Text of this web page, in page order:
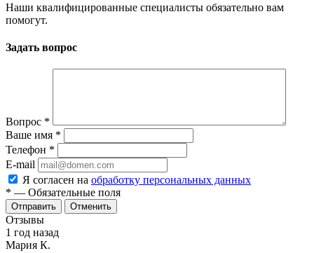
Наши квалифицированные специалисты обязательно вам
помогут.
Задать вопрос
Вопрос *
Ваше имя *
Телефон *
E-mail
Я согласен на обработку персональных данных
* — Обязательные поля
Отменить
Отзывы
1 год назад
Мария К.